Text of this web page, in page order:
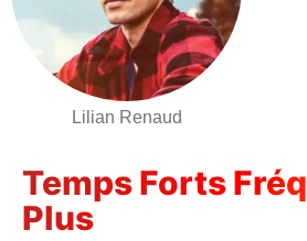
Lilian Renaud
Temps Forts
Plus